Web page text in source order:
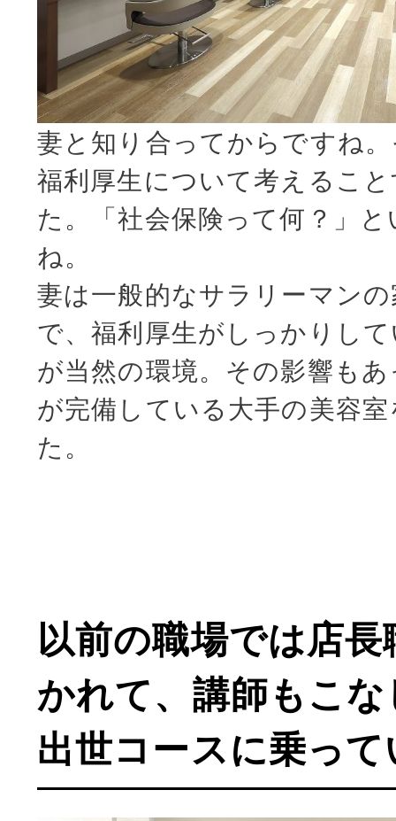
妻と知り合ってからですね
福利厚生について考えるこ
た。「社会保険って何？」
ね。
妻は一般的なサラリーマン
で、福利厚生がしっかりし
が当然の環境。その影響も
が完備している大手の美容
た。
以前の職場では店
かれて、講師もこ
出世コースに乗っ